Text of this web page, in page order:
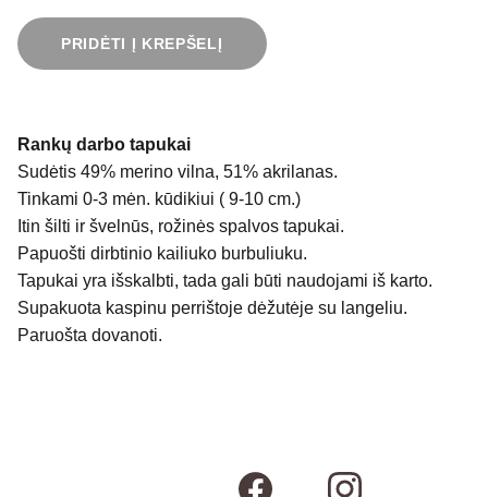
PRIDĖTI Į KREPŠELĮ
Rankų darbo tapukai
Sudėtis 49% merino vilna, 51% akrilanas.
Tinkami 0-3 mėn. kūdikiui ( 9-10 cm.)
Itin šilti ir švelnūs, rožinės spalvos tapukai.
Papuošti dirbtinio kailiuko burbuliuku.
Tapukai yra išskalbti, tada gali būti naudojami iš karto.
Supakuota kaspinu perrištoje dėžutėje su langeliu.
Paruošta dovanoti.